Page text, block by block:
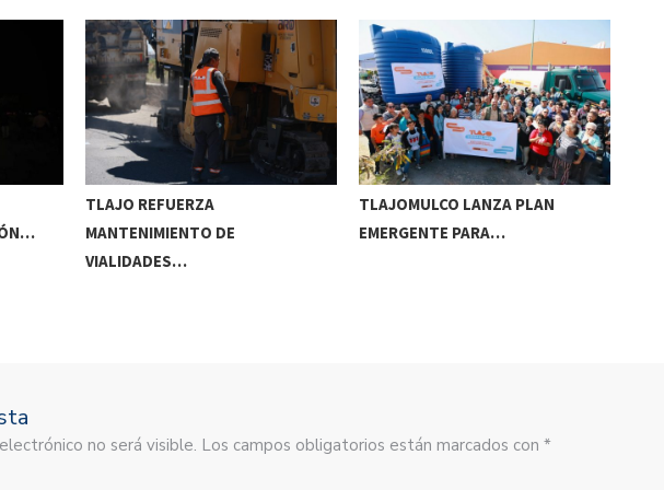
TLAJO REFUERZA
MANTENIMIENTO DE
VIALIDADES…
TLAJOMULCO LANZA PLAN
EMERGENTE PARA…
no será visible. Los campos obligatorios están marcados con *